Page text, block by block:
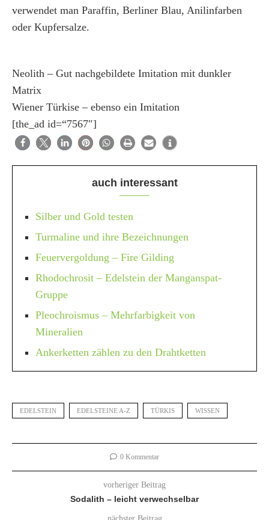
verwendet man Paraffin, Berliner Blau, Anilinfarben
oder Kupfersalze.
Neolith – Gut nachgebildete Imitation mit dunkler
Matrix
Wiener Türkise – ebenso ein Imitation
[the_ad id=“7567″]
auch interessant
Silber und Gold testen
Turmaline und ihre Bezeichnungen
Feuervergoldung – Fire Gilding
Rhodochrosit – Edelstein der Manganspat-
Gruppe
Pleochroismus – Mehrfarbigkeit von
Mineralien
Ankerketten zählen zu den Drahtketten
EDELSTEIN EDELSTEINE A-Z TÜRKIS WISSEN
0 Kommentar
vorheriger Beitrag
Sodalith – leicht verwechselbar